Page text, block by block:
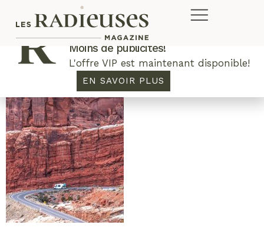
Plus de concours. Plus de rabais.
Moins de publicités!
L'offre VIP est maintenant disponible!
EN SAVOIR PLUS